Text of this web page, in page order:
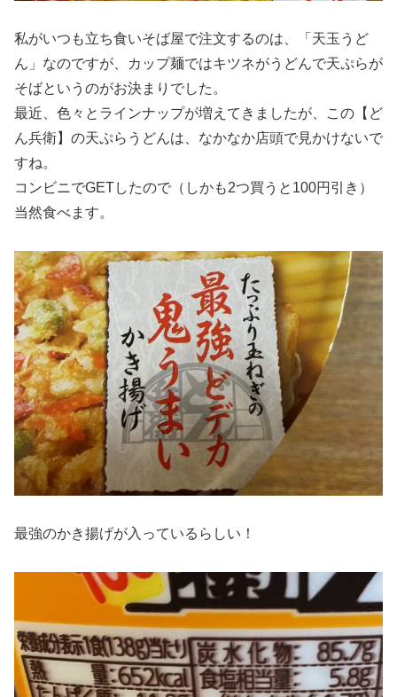
私がいつも立ち食いそば屋で注文するのは、「天玉うど
ん」なのですが、カップ麺ではキツネがうどんで天ぷらが
そばというのがお決まりでした。
最近、色々とラインナップが増えてきましたが、この【ど
ん兵衛】の天ぷらうどんは、なかなか店頭で見かけないで
すね。
コンビニでGETしたので（しかも2つ買うと100円引き）
当然食べます。
最強のかき揚げが入っているらしい！